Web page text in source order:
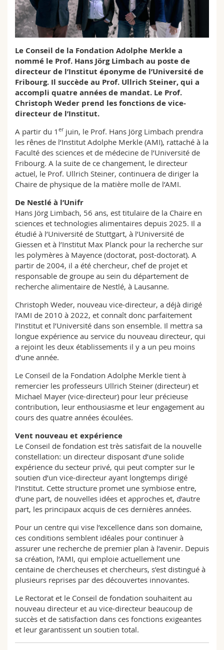
Sciences et médecine
Interfacultaire
Collaborateurs
Doctorants
Webmail
Programme des cours
MyUnifr
Le Conseil de la Fondation Adolphe Merkle a
nommé le Prof. Hans Jörg Limbach au poste de
directeur de l’Institut éponyme de l’Université de
Fribourg. Il succède au Prof. Ullrich Steiner, qui a
accompli quatre années de mandat. Le Prof.
Christoph Weder prend les fonctions de vice-
directeur de l’Institut.
A partir du 1 erjuin, le Prof. Hans Jörg Limbach prendra
les rênes de l’Institut Adolphe Merkle (AMI), rattaché à la
Faculté des sciences et de médecine de l’Université de
Fribourg. A la suite de ce changement, le directeur
actuel, le Prof. Ullrich Steiner, continuera de diriger la
Chaire de physique de la matière molle de l’AMI.
De Nestlé à l’Unifr
Hans Jörg Limbach, 56 ans, est titulaire de la Chaire en
sciences et technologies alimentaires depuis 2025. Il a
étudié à l’Université de Stuttgart, à l’Université de
Giessen et à l’Institut Max Planck pour la recherche sur
les polymères à Mayence (doctorat, post-doctorat). A
partir de 2004, il a été chercheur, chef de projet et
responsable de groupe au sein du département de
recherche alimentaire de Nestlé, à Lausanne.
Christoph Weder, nouveau vice-directeur, a déjà dirigé
l’AMI de 2010 à 2022, et connaît donc parfaitement
l’Institut et l’Université dans son ensemble. Il mettra sa
longue expérience au service du nouveau directeur, qui
a rejoint les deux établissements il y a un peu moins
d’une année.
Le Conseil de la Fondation Adolphe Merkle tient à
remercier les professeurs Ullrich Steiner (directeur) et
Michael Mayer (vice-directeur) pour leur précieuse
contribution, leur enthousiasme et leur engagement au
cours des quatre années écoulées.
Vent nouveau et expérience
Le Conseil de fondation est très satisfait de la nouvelle
constellation: un directeur disposant d’une solide
expérience du secteur privé, qui peut compter sur le
soutien d’un vice-directeur ayant longtemps dirigé
l’Institut. Cette structure promet une symbiose entre,
d’une part, de nouvelles idées et approches et, d’autre
part, les principaux acquis de ces dernières années.
Pour un centre qui vise l’excellence dans son domaine,
ces conditions semblent idéales pour continuer à
assurer une recherche de premier plan à l’avenir. Depuis
sa création, l’AMI, qui emploie actuellement une
centaine de chercheuses et chercheurs, s’est distingué à
plusieurs reprises par des découvertes innovantes.
Le Rectorat et le Conseil de fondation souhaitent au
nouveau directeur et au vice-directeur beaucoup de
succès et de satisfaction dans ces fonctions exigeantes
et leur garantissent un soutien total.